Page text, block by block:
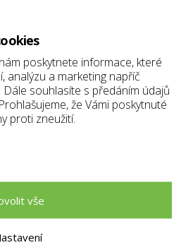
poskytnete informace, které
analýzu a marketing napříč
souhlasíte s předáním údajů
že Vámi poskytnuté
proti zneužití.
vše